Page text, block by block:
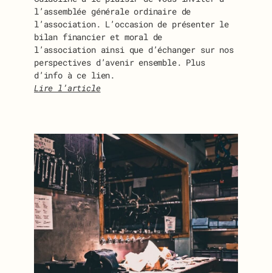
l’assemblée générale ordinaire de
l’association. L’occasion de présenter le
bilan financier et moral de
l’association ainsi que d’échanger sur nos
perspectives d’avenir ensemble. Plus
d’info à ce lien.
Lire l’article
V
I
T
A
T
I
O
N
À
L
’